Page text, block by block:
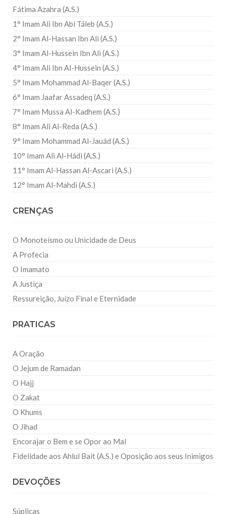
Fátima Azahra (A.S.)
1° Imam Ali Ibn Abi Táleb (A.S.)
2° Imam Al-Hassan Ibn Ali (A.S.)
3° Imam Al-Hussein Ibn Ali (A.S.)
4° Imam Ali Ibn Al-Hussein (A.S.)
5° Imam Mohammad Al-Baqer (A.S.)
6° Imam Jaafar Assadeq (A.S.)
7° Imam Mussa Al-Kadhem (A.S.)
8° Imam Ali Al-Reda (A.S.)
9° Imam Mohammad Al-Jauád (A.S.)
10° Imam Ali Al-Hádi (A.S.)
11° Imam Al-Hassan Al-Ascari (A.S.)
12° Imam Al-Mahdi (A.S.)
CRENÇAS
O Monoteísmo ou Unicidade de Deus
A Profecia
O Imamato
A Justiça
Ressureição, Juízo Final e Eternidade
PRATICAS
A Oração
O Jejum de Ramadan
O Hajj
O Zakat
O Khums
O Jihad
Encorajar o Bem e se Opor ao Mal
Fidelidade aos Ahlul Bait (A.S.) e Oposição aos seus Inimigos
DEVOÇÕES
Súplicas